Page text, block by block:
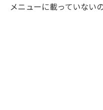
メニューに載っていない